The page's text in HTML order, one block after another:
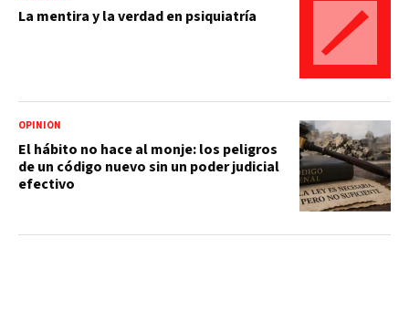
La mentira y la verdad en psiquiatría
OPINIÓN
El hábito no hace al monje: los peligros
de un código nuevo sin un poder judicial
efectivo